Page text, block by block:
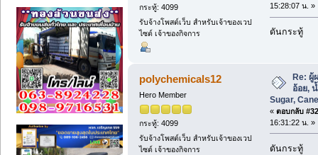
กระทู้: 4099
รับจ้างโพสต์เว็บ สำหรับเจ้าของเวป
ไซต์ เจ้าของกิจการ
15:28:07 น. »
ดันกระทู้
polychemicals12
Hero Member
กระทู้: 4099
รับจ้างโพสต์เว็บ สำหรับเจ้าของเวป
ไซต์ เจ้าของกิจการ
Re: ผู้
อ้อย,
Sugar,
« ตอบกลับ
16:31:22 น. »
ดันกระทู้